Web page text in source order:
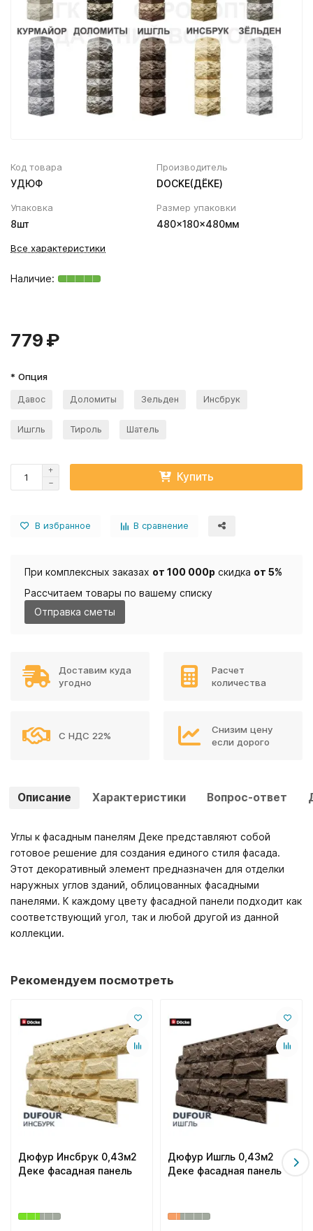
Вентиляционный выход
Колпаки, Проходы, Вент.ленты
Муфта трубы
Соединитель желоба
Трубы водосточные
Хомут трубы
ХВОЙНАЯ фанера НЕ ШЛИФОВАННАЯ
Код товара
УДЮФ
Производитель
DOCKE(ДЁКЕ)
Упаковка
8шт
Размер упаковки
480x180x480мм
Все характеристики
779 ₽
* Опция
Давос Доломиты Зельден Инсбрук
Ишгль Тироль Шатель
Купить
В избранное В сравнение
При комплексных заказах от 100 000р скидка от 5%
Рассчитаем товары по вашему списку
Отправка сметы
Доставим куда
угодно
Расчет
количества
С НДС 22%
Снизим цену
если дорого
Описание Характеристики Вопрос-ответ
Углы к фасадным панелям Деке представляют собой
готовое решение для создания единого стиля фасада.
Этот декоративный элемент предназначен для отделки
наружных углов зданий, облицованных фасадными
панелями. К каждому цвету фасадной панели подходит как
соответствующий угол, так и любой другой из данной
коллекции.
Рекомендуем посмотреть
Дюфур Инсбрук 0,43м2
Деке фасадная панель
Дюфур Ишгль 0,43м2
Деке фасадная панель